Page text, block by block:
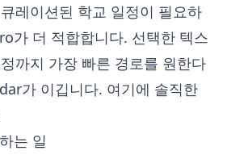
레이션된 학교 일정이 필요하
가 더 적합합니다. 선택한 텍스
까지 가장 빠른 경로를 원한다
가 이깁니다. 여기에 솔직한
는 일